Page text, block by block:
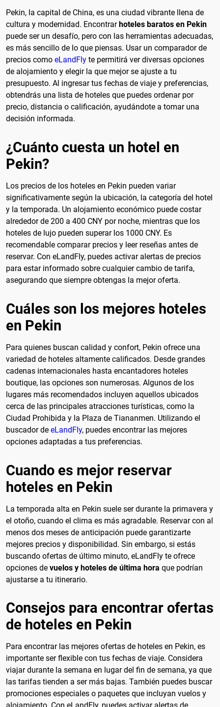
Pekin, la capital de China, es una ciudad vibrante llena de
cultura y modernidad. Encontrar hoteles baratos en Pekin
puede ser un desafío, pero con las herramientas adecuadas,
es más sencillo de lo que piensas. Usar un comparador de
precios como eLandFly te permitirá ver diversas opciones
de alojamiento y elegir la que mejor se ajuste a tu
presupuesto. Al ingresar tus fechas de viaje y preferencias,
obtendrás una lista de hoteles que puedes ordenar por
precio, distancia o calificación, ayudándote a tomar una
decisión informada.
¿Cuánto cuesta un hotel en
Pekin?
Los precios de los hoteles en Pekin pueden variar
significativamente según la ubicación, la categoría del hotel
y la temporada. Un alojamiento económico puede costar
alrededor de 200 a 400 CNY por noche, mientras que los
hoteles de lujo pueden superar los 1000 CNY. Es
recomendable comparar precios y leer reseñas antes de
reservar. Con eLandFly, puedes activar alertas de precios
para estar informado sobre cualquier cambio de tarifa,
asegurando que siempre obtengas la mejor oferta.
Cuáles son los mejores hoteles
en Pekin
Para quienes buscan calidad y confort, Pekin ofrece una
variedad de hoteles altamente calificados. Desde grandes
cadenas internacionales hasta encantadores hoteles
boutique, las opciones son numerosas. Algunos de los
lugares más recomendados incluyen aquellos ubicados
cerca de las principales atracciones turísticas, como la
Ciudad Prohibida y la Plaza de Tiananmen. Utilizando el
buscador de eLandFly, puedes encontrar las mejores
opciones adaptadas a tus preferencias.
Cuando es mejor reservar
hoteles en Pekin
La temporada alta en Pekin suele ser durante la primavera y
el otoño, cuando el clima es más agradable. Reservar con al
menos dos meses de anticipación puede garantizarte
mejores precios y disponibilidad. Sin embargo, si estás
buscando ofertas de último minuto, eLandFly te ofrece
opciones de vuelos y hoteles de última hora que podrían
ajustarse a tu itinerario.
Consejos para encontrar ofertas
de hoteles en Pekin
Para encontrar las mejores ofertas de hoteles en Pekin, es
importante ser flexible con tus fechas de viaje. Considera
viajar durante la semana en lugar del fin de semana, ya que
las tarifas tienden a ser más bajas. También puedes buscar
promociones especiales o paquetes que incluyan vuelos y